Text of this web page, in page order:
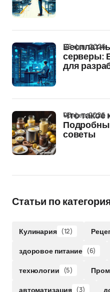
серверы:
для
06 фев 2026
Что такое
советы
05 фев 2026
Статьи по
Кулинария (12)
здоровое питание (6)
технологии (5)
автоматизация (3)